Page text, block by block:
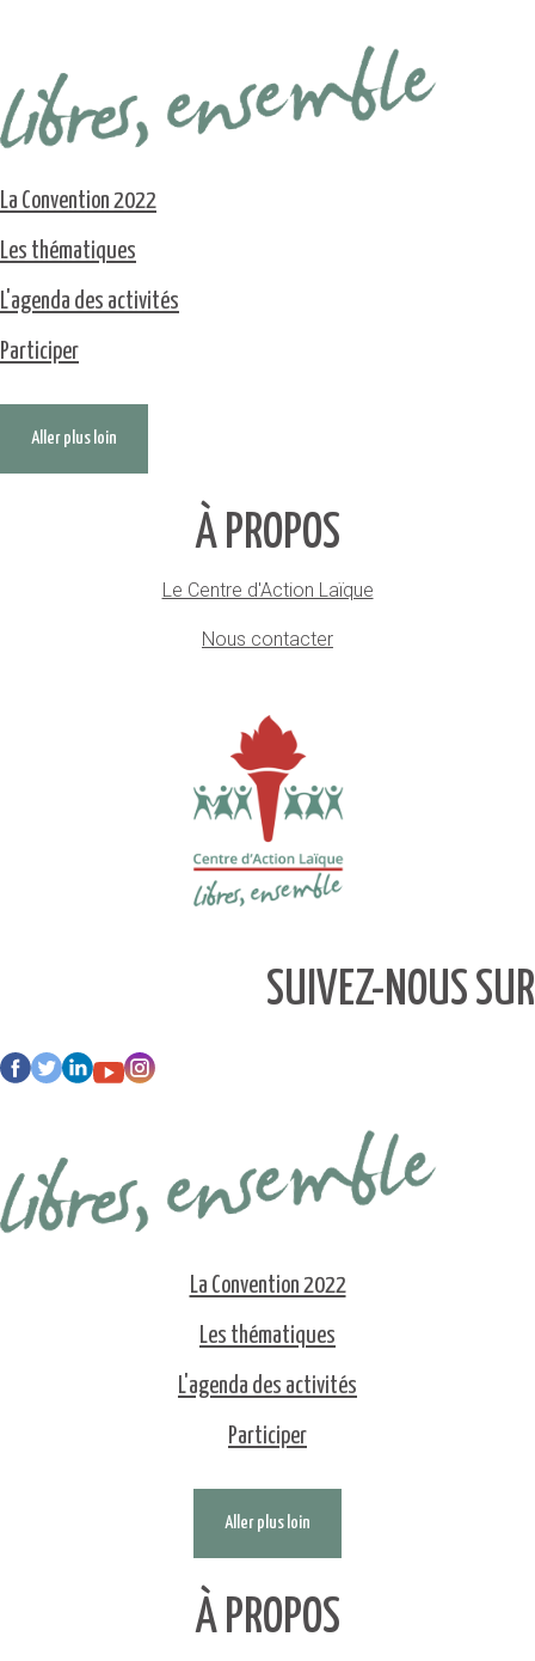
La Convention 2022
Les thématiques
L'agenda des activités
Participer
Aller plus loin
À PROPOS
Le Centre d'Action Laïque
Nous contacter
SUIVEZ-NOUS SUR
La Convention 2022
Les thématiques
L'agenda des activités
Participer
Aller plus loin
À PROPOS